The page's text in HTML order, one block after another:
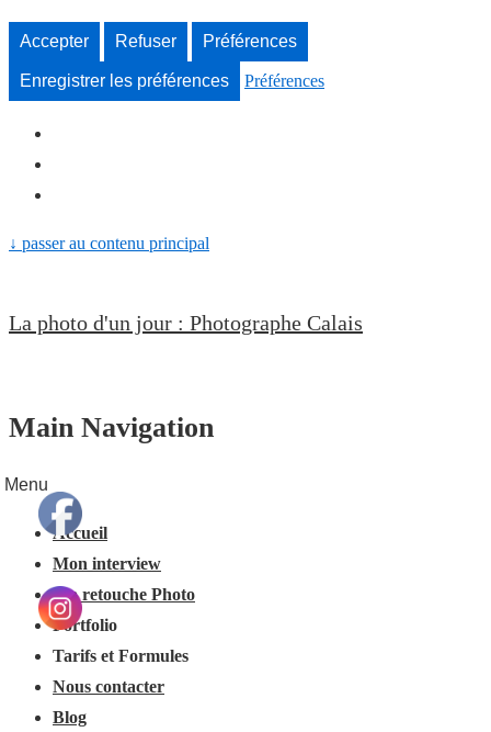
Accepter Refuser Préférences
Enregistrer les préférences Préférences
↓ passer au contenu principal
La photo d'un jour : Photographe Calais
Main Navigation
Menu
Accueil
Mon interview
Ma retouche Photo
Portfolio
Tarifs et Formules
Nous contacter
Blog